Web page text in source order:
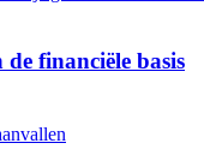
financiële basis